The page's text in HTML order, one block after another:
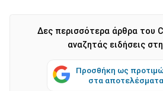
Δες περισσότερα άρθρα του
αναζητάς ειδήσεις
Προσθήκη ως
στα